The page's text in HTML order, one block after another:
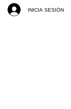
INICIA SESIÓN